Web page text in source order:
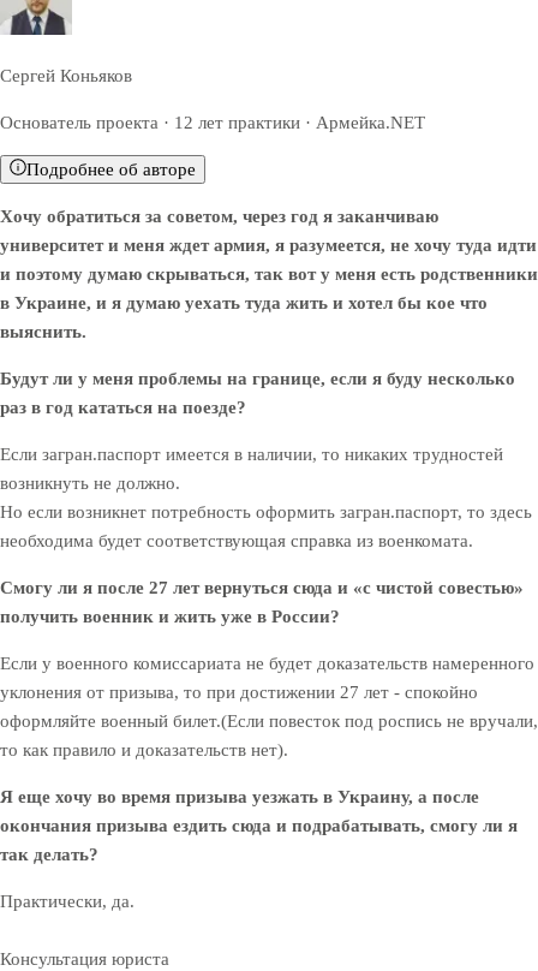
Сергей Коньяков
Основатель проекта · 12 лет практики · Армейка.NET
Подробнее об авторе
Хочу обратиться за советом, через год я заканчиваю
университет и меня ждет армия, я разумеется, не хочу туда идти
и поэтому думаю скрываться, так вот у меня есть родственники
в Украине, и я думаю уехать туда жить и хотел бы кое что
выяснить.
Будут ли у меня проблемы на границе, если я буду несколько
раз в год кататься на поезде?
Если загран.паспорт имеется в наличии, то никаких трудностей
возникнуть не должно.
Но если возникнет потребность оформить загран.паспорт, то здесь
необходима будет соответствующая справка из военкомата.
Смогу ли я после 27 лет вернуться сюда и «с чистой совестью»
получить военник и жить уже в России?
Если у военного комиссариата не будет доказательств намеренного
уклонения от призыва, то при достижении 27 лет - спокойно
оформляйте военный билет.(Если повесток под роспись не вручали,
то как правило и доказательств нет).
Я еще хочу во время призыва уезжать в Украину, а после
окончания призыва ездить сюда и подрабатывать, смогу ли я
так делать?
Практически, да.
Консультация юриста